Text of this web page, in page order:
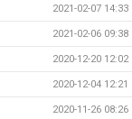
2021-02-07 14:33
2021-02-06 09:38
2020-12-20 12:02
2020-12-04 12:21
2020-11-26 08:26